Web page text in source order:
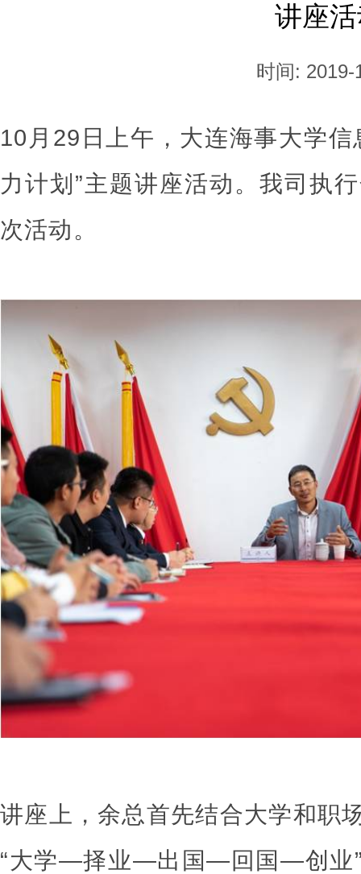
讲座
时间: 2019-
10月29日上午，大连海事大学
力计划”主题讲座活动。我司执
次活动。
讲座上，余总首先结合大学和职
“大学—择业—出国—回国—创业”